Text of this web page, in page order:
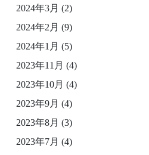
2024年3月 (2)
2024年2月 (9)
2024年1月 (5)
2023年11月 (4)
2023年10月 (4)
2023年9月 (4)
2023年8月 (3)
2023年7月 (4)